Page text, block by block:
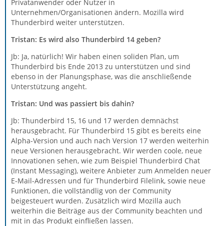
Privatanwender oder Nutzer in
Unternehmen/Organisationen ändern. Mozilla wird
Thunderbird weiter unterstützen.
Tristan: Es wird also Thunderbird 14 geben?
Jb: Ja, natürlich! Wir haben einen soliden Plan, um
Thunderbird bis Ende 2013 zu unterstützen und sind
ebenso in der Planungsphase, was die anschließende
Unterstützung angeht.
Tristan: Und was passiert bis dahin?
Jb: Thunderbird 15, 16 und 17 werden demnächst
herausgebracht. Für Thunderbird 15 gibt es bereits eine
Alpha-Version und auch nach Version 17 werden weiterhin
neue Versionen herausgebracht. Wir werden coole, neue
Innovationen sehen, wie zum Beispiel Thunderbird Chat
(Instant Messaging), weitere Anbieter zum Anmelden neuer
E-Mail-Adressen und für Thunderbird Filelink, sowie neue
Funktionen, die vollständlig von der Community
beigesteuert wurden. Zusätzlich wird Mozilla auch
weiterhin die Beiträge aus der Community beachten und
mit in das Produkt einfließen lassen.